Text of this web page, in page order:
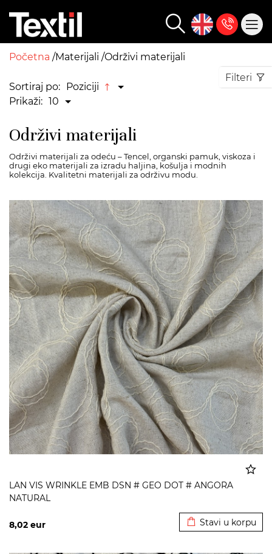
Početna Materijali Održivi materijali
Sortiraj po: Poziciji
Prikaži: 10
Filteri
Održivi materijali
Održivi materijali za odeću – Tencel, organski pamuk, viskoza i
drugi eko materijali za izradu haljina, košulja i modnih
kolekcija. Kvalitetni materijali za održivu modu.
LAN VIS WRINKLE EMB DSN # GEO DOT # ANGORA
NATURAL
8,02 eur Stavi u korpu